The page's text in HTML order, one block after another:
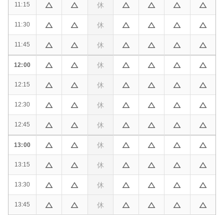
11:15
11:30
11:45
12:00
12:15
12:30
12:45
13:00
13:15
13:30
13:45
休
休
休
休
休
休
休
休
休
休
休